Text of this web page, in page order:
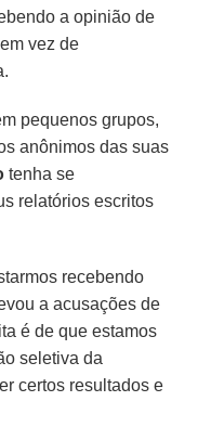
a opinião de
vez de
pequenos grupos,
anônimos das suas
tenha se
relatórios escritos
recebendo
a acusações de
é de que estamos
seletiva da
certos resultados e